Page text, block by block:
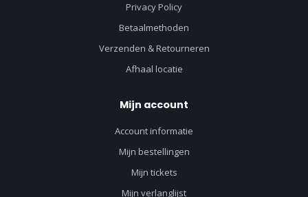
Privacy Policy
Betaalmethoden
Verzenden & Retourneren
Afhaal locatie
Mijn account
Account informatie
Mijn bestellingen
Mijn tickets
Mijn verlanglijst